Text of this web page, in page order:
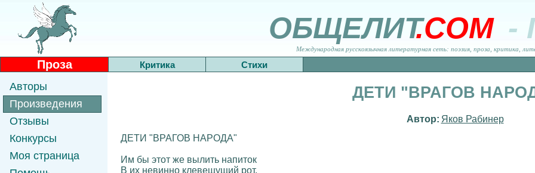
ОБЩЕЛИТ.COM -
Международная русскоязычная литературная сеть: поэзия, проза, критика,
Проза Критика Стихи
Авторы
Произведения
Отзывы
Конкурсы
Моя страница
ДЕТИ "ВРАГОВ
Автор: Яков Рабинер
ДЕТИ "ВРАГОВ НАРОДА"
Им бы этот же вылить напиток
В их невинно клевещущий рот,